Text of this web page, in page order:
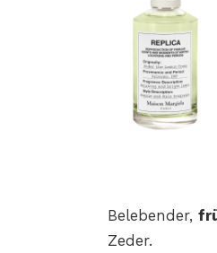
Belebender,
Zeder.